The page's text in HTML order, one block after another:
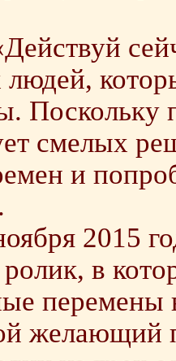
людей,
Поскольку
смелых
и
2015
в
желающий